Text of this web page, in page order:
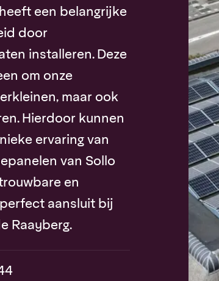
een belangrijke
door
installeren. Deze
om onze
maar ook
Hierdoor kunnen
ervaring van
van Sollo
en
aansluit bij
Raayberg.